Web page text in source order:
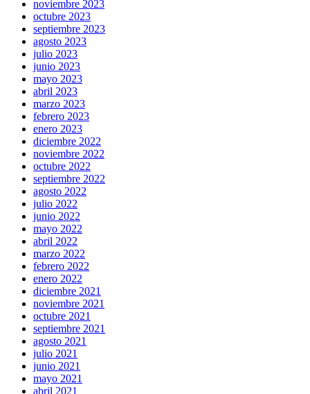
noviembre 2023
octubre 2023
septiembre 2023
agosto 2023
julio 2023
junio 2023
mayo 2023
abril 2023
marzo 2023
febrero 2023
enero 2023
diciembre 2022
noviembre 2022
octubre 2022
septiembre 2022
agosto 2022
julio 2022
junio 2022
mayo 2022
abril 2022
marzo 2022
febrero 2022
enero 2022
diciembre 2021
noviembre 2021
octubre 2021
septiembre 2021
agosto 2021
julio 2021
junio 2021
mayo 2021
abril 2021